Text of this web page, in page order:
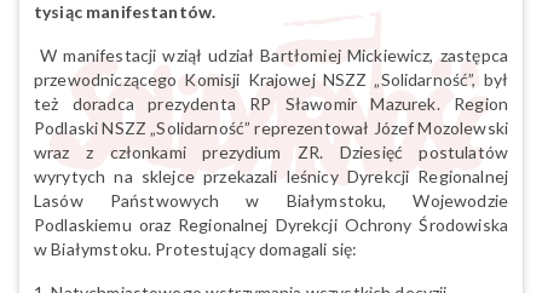
tysiąc manifestantów.
W manifestacji wziął udział Bartłomiej Mickiewicz, zastępca
przewodniczącego Komisji Krajowej NSZZ „Solidarność”, był
też doradca prezydenta RP Sławomir Mazurek. Region
Podlaski NSZZ „Solidarność” reprezentował Józef Mozolewski
wraz z członkami prezydium ZR. Dziesięć postulatów
wyrytych na sklejce przekazali leśnicy Dyrekcji Regionalnej
Lasów Państwowych w Białymstoku, Wojewodzie
Podlaskiemu oraz Regionalnej Dyrekcji Ochrony Środowiska
w Białymstoku. Protestujący domagali się: